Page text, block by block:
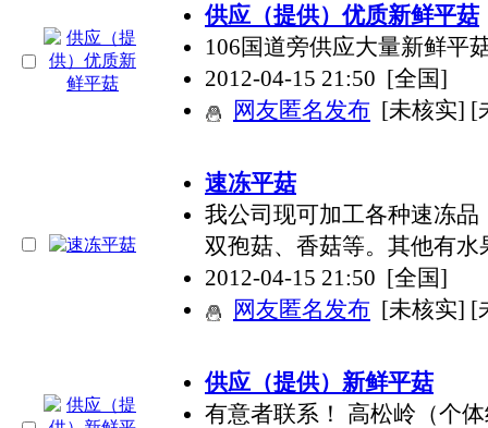
供应（提供）优质新鲜平菇
106国道旁供应大量新鲜平
2012-04-15 21:50 [全国]
网友匿名发布 [未核实] [
速冻平菇
我公司现可加工各种速冻
双孢菇、香菇等。其他有水
2012-04-15 21:50 [全国]
网友匿名发布 [未核实] [
供应（提供）新鲜平菇
有意者联系！ 高松岭（个